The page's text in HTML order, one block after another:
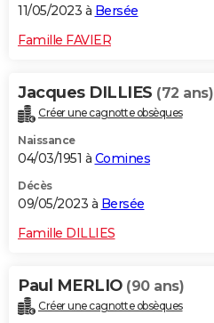
11/05/2023 à Bersée
Famille FAVIER
Jacques DILLIES (72 ans)
Créer une cagnotte obsèques
Naissance
04/03/1951 à Comines
Décès
09/05/2023 à Bersée
Famille DILLIES
Paul MERLIO (90 ans)
Créer une cagnotte obsèques